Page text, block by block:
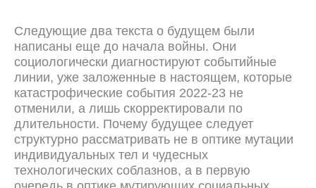
Следующие два текста о будущем были
написаны еще до начала войны. Они
социологически диагностируют событийные
линии, уже заложенные в настоящем, которые
катастрофические события 2022-23 не
отменили, а лишь скорректировали по
длительности. Почему будущее следует
структурно рассматривать не в оптике мутации
индивидуальных тел и чудесных
технологических соблазнов, а в первую